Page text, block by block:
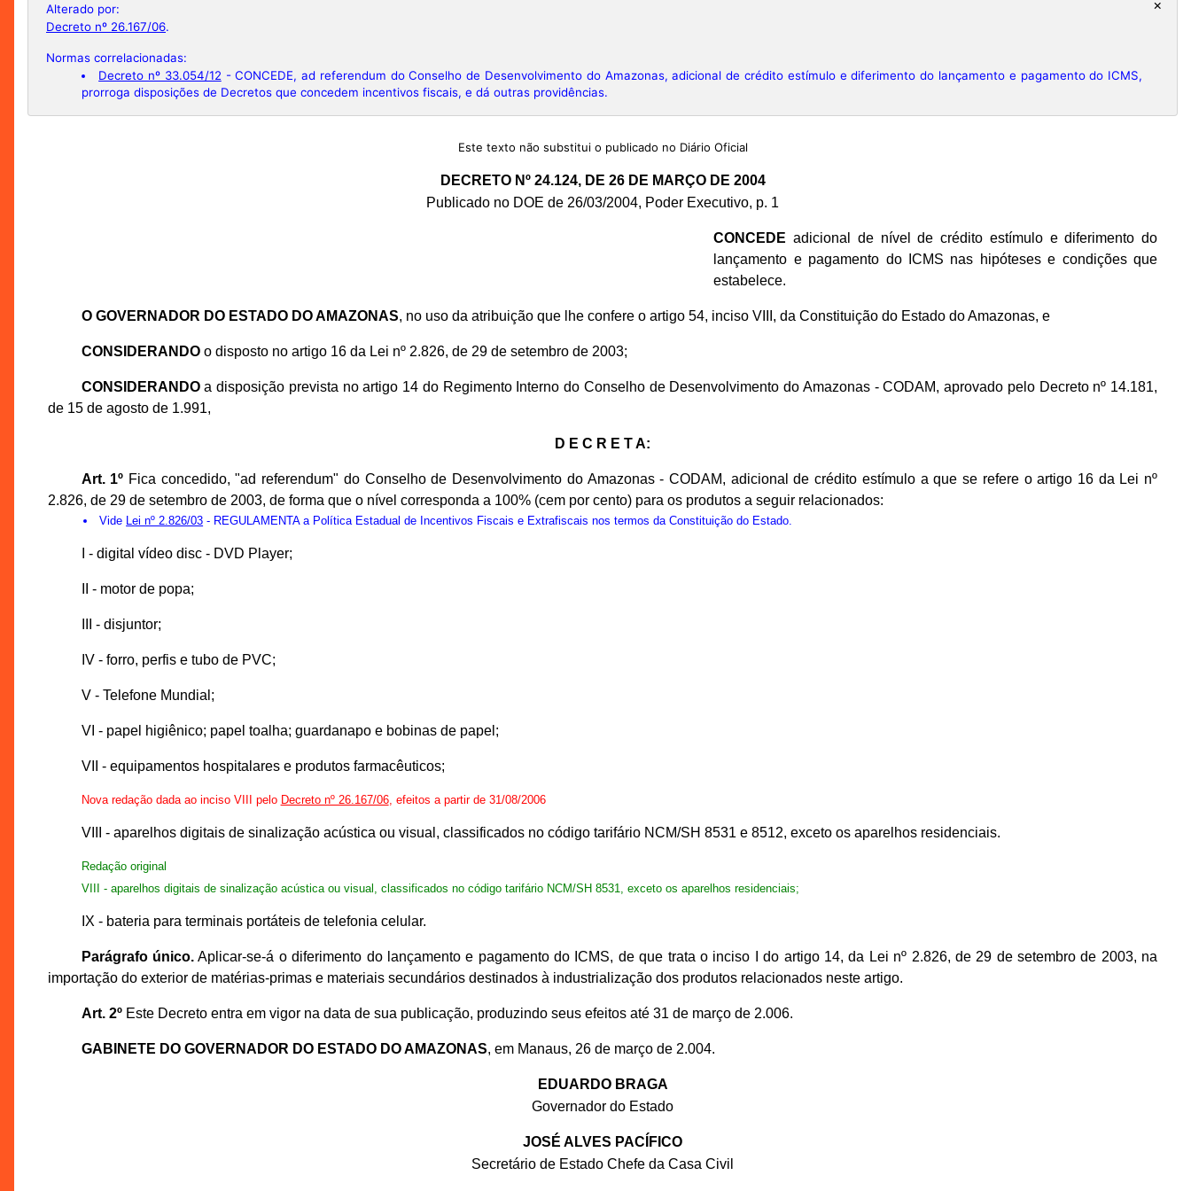
×
Alterado por:
Decreto nº 26.167/06.
Normas correlacionadas:
Decreto nº 33.054/12- CONCEDE, ad referendum do Conselho de Desenvolvimento do Amazonas, adicional de crédito estímulo e diferimento do lançamento e pagamento do ICMS,
prorroga disposições de Decretos que concedem incentivos fiscais, e dá outras providências.
Este texto não substitui o publicado no Diário Oficial
DECRETO Nº 24.124, DE 26 DE MARÇO DE 2004
Publicado no DOE de 26/03/2004, Poder Executivo, p. 1
CONCEDE adicional de nível de crédito estímulo e diferimento do
lançamento e pagamento do ICMS nas hipóteses e condições que
estabelece.
O GOVERNADOR DO ESTADO DO AMAZONAS, no uso da atribuição que lhe confere o artigo 54, inciso VIII, da Constituição do Estado do Amazonas, e
CONSIDERANDOo disposto no artigo 16 da Lei nº 2.826, de 29 de setembro de 2003;
CONSIDERANDOa disposição prevista no artigo 14 do Regimento Interno do Conselho de Desenvolvimento do Amazonas - CODAM, aprovado pelo Decreto nº 14.181,
de 15 de agosto de 1.991,
D E C R E T A:
Art. 1º Fica concedido, "ad referendum" do Conselho de Desenvolvimento do Amazonas - CODAM, adicional de crédito estímulo a que se refere o artigo 16 da Lei nº
2.826, de 29 de setembro de 2003, de forma que o nível corresponda a 100% (cem por cento) para os produtos a seguir relacionados:
Vide Lei nº 2.826/03 - REGULAMENTA a Política Estadual de Incentivos Fiscais e Extrafiscais nos termos da Constituição do Estado.
I - digital vídeo disc - DVD Player;
II - motor de popa;
III - disjuntor;
IV - forro, perfis e tubo de PVC;
V - Telefone Mundial;
VI - papel higiênico; papel toalha; guardanapo e bobinas de papel;
VII - equipamentos hospitalares e produtos farmacêuticos;
Nova redação dada ao inciso VIII pelo Decreto nº 26.167/06, efeitos a partir de 31/08/2006
VIII - aparelhos digitais de sinalização acústica ou visual, classificados no código tarifário NCM/SH 8531 e 8512, exceto os aparelhos residenciais.
Redação original
VIII - aparelhos digitais de sinalização acústica ou visual, classificados no código tarifário NCM/SH 8531, exceto os aparelhos residenciais;
IX - bateria para terminais portáteis de telefonia celular.
Parágrafo único.Aplicar-se-á o diferimento do lançamento e pagamento do ICMS, de que trata o inciso I do artigo 14, da Lei nº 2.826, de 29 de setembro de 2003, na
importação do exterior de matérias-primas e materiais secundários destinados à industrialização dos produtos relacionados neste artigo.
Art. 2ºEste Decreto entra em vigor na data de sua publicação, produzindo seus efeitos até 31 de março de 2.006.
GABINETE DO GOVERNADOR DO ESTADO DO AMAZONAS, em Manaus, 26 de março de 2.004.
EDUARDO BRAGA
Governador do Estado
JOSÉ ALVES PACÍFICO
Secretário de Estado Chefe da Casa Civil